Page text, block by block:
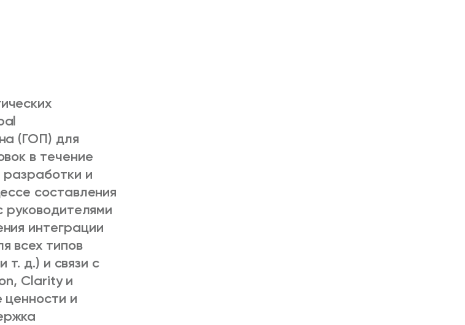
(ГОП) для
в течение
разработки и
составления
руководителями
интеграции
всех типов
т. д.) и связи с
Clarity и
и